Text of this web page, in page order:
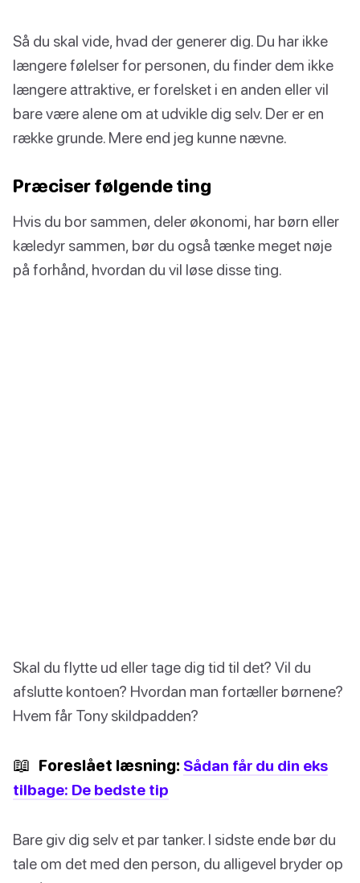
Så du skal vide, hvad der generer dig. Du har ikke
længere følelser for personen, du finder dem ikke
længere attraktive, er forelsket i en anden eller vil
bare være alene om at udvikle dig selv. Der er en
række grunde. Mere end jeg kunne nævne.
Præciser følgende ting
Hvis du bor sammen, deler økonomi, har børn eller
kæledyr sammen, bør du også tænke meget nøje
på forhånd, hvordan du vil løse disse ting.
Skal du flytte ud eller tage dig tid til det? Vil du
afslutte kontoen? Hvordan man fortæller børnene?
Hvem får Tony skildpadden?
📖 Foreslået læsning: Sådan får du din eks
tilbage: De bedste tip
Bare giv dig selv et par tanker. I sidste ende bør du
tale om det med den person, du alligevel bryder op